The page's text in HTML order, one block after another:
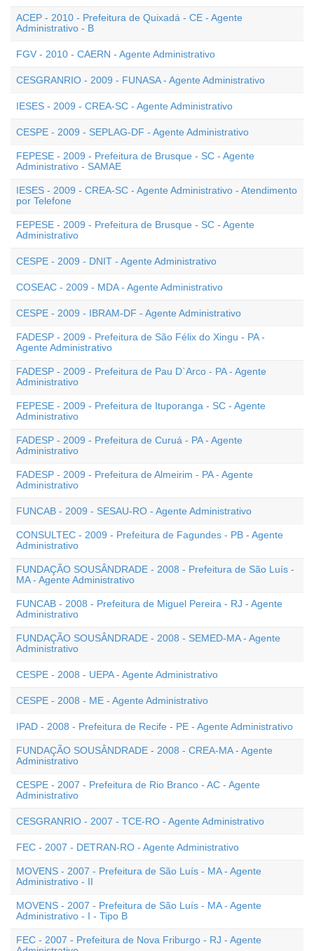
ACEP - 2010 - Prefeitura de Quixadá - CE - Agente
Administrativo - B
FGV - 2010 - CAERN - Agente Administrativo
CESGRANRIO - 2009 - FUNASA - Agente Administrativo
IESES - 2009 - CREA-SC - Agente Administrativo
CESPE - 2009 - SEPLAG-DF - Agente Administrativo
FEPESE - 2009 - Prefeitura de Brusque - SC - Agente
Administrativo - SAMAE
IESES - 2009 - CREA-SC - Agente Administrativo - Atendimento
por Telefone
FEPESE - 2009 - Prefeitura de Brusque - SC - Agente
Administrativo
CESPE - 2009 - DNIT - Agente Administrativo
COSEAC - 2009 - MDA - Agente Administrativo
CESPE - 2009 - IBRAM-DF - Agente Administrativo
FADESP - 2009 - Prefeitura de São Félix do Xingu - PA -
Agente Administrativo
FADESP - 2009 - Prefeitura de Pau D`Arco - PA - Agente
Administrativo
FEPESE - 2009 - Prefeitura de Ituporanga - SC - Agente
Administrativo
FADESP - 2009 - Prefeitura de Curuá - PA - Agente
Administrativo
FADESP - 2009 - Prefeitura de Almeirim - PA - Agente
Administrativo
FUNCAB - 2009 - SESAU-RO - Agente Administrativo
CONSULTEC - 2009 - Prefeitura de Fagundes - PB - Agente
Administrativo
FUNDAÇÃO SOUSÂNDRADE - 2008 - Prefeitura de São Luís -
MA - Agente Administrativo
FUNCAB - 2008 - Prefeitura de Miguel Pereira - RJ - Agente
Administrativo
FUNDAÇÃO SOUSÂNDRADE - 2008 - SEMED-MA - Agente
Administrativo
CESPE - 2008 - UEPA - Agente Administrativo
CESPE - 2008 - ME - Agente Administrativo
IPAD - 2008 - Prefeitura de Recife - PE - Agente Administrativo
FUNDAÇÃO SOUSÂNDRADE - 2008 - CREA-MA - Agente
Administrativo
CESPE - 2007 - Prefeitura de Rio Branco - AC - Agente
Administrativo
CESGRANRIO - 2007 - TCE-RO - Agente Administrativo
FEC - 2007 - DETRAN-RO - Agente Administrativo
MOVENS - 2007 - Prefeitura de São Luís - MA - Agente
Administrativo - II
MOVENS - 2007 - Prefeitura de São Luís - MA - Agente
Administrativo - I - Tipo B
FEC - 2007 - Prefeitura de Nova Friburgo - RJ - Agente